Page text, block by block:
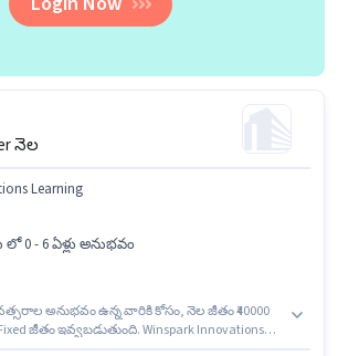
నెల
Learning
లో 0 - 6 ఏళ్లు అనుభవం
అనుభవం ఉన్న వారికి కోసం, నెల జీతం ₹40000
జీతం ఇవ్వబడుతుంది. Winspark Innovations